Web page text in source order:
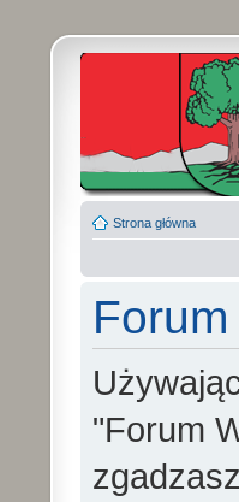
Strona główna
"Forum